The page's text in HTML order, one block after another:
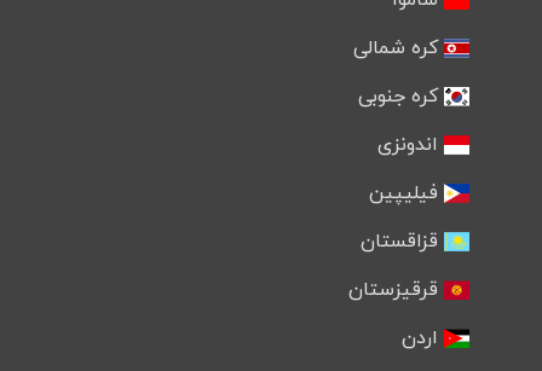
کره شمالی
کره جنوبی
اندونزی
فیلیپین
قزاقستان
قرقیزستان
اردن